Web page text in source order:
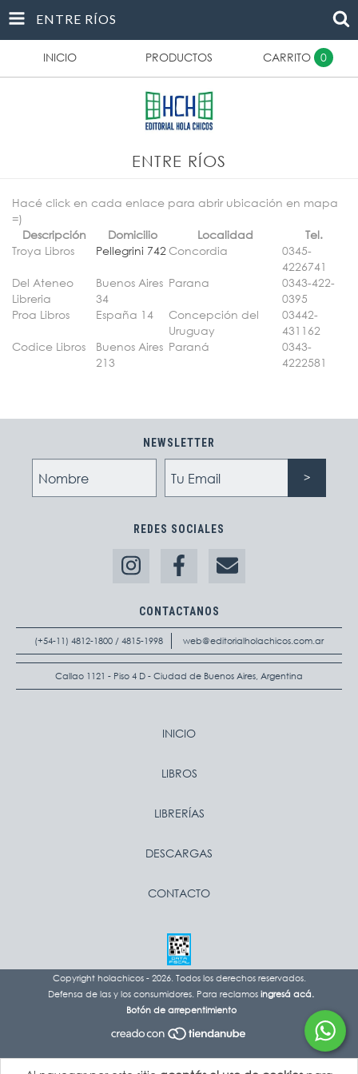
ENTRE RÍOS
INICIO PRODUCTOS CARRITO 0
ENTRE RÍOS
Hacé click en cada enlace para abrir ubicación en mapa
=)
Descripción
Domicilio Localidad
Tel.
Troya Libros
Pellegrini 742 Concordia
0345-
4226741
Del Ateneo
Libreria
Buenos Aires
34
Parana
0343-422-
0395
Proa Libros
España 14
Concepción del
Uruguay
03442-
431162
Codice Libros
Buenos Aires
213
Paraná
0343-
4222581
NEWSLETTER
REDES SOCIALES
CONTACTANOS
(+54-11) 4812-1800 / 4815-1998 web@editorialholachicos.com.ar
Callao 1121 - Piso 4 D - Ciudad de Buenos Aires, Argentina
INICIO
LIBROS
LIBRERÍAS
DESCARGAS
CONTACTO
Copyright holachicos - 2026. Todos los derechos reservados.
Defensa de las y los consumidores. Para reclamosingresá acá.
Botón de arrepentimiento